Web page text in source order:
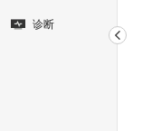
诊断